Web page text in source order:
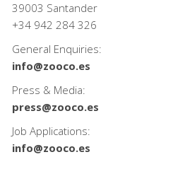
39003 Santander
+34 942 284 326
General Enquiries:
info@zooco.es
Press & Media:
press@zooco.es
Job Applications:
info@zooco.es